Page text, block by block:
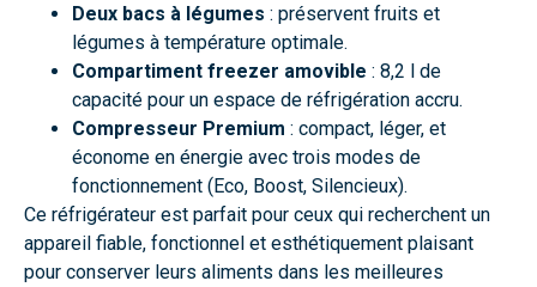
Deux bacs à légumes : préservent fruits et
légumes à température optimale.
Compartiment freezer amovible : 8,2 l de
capacité pour un espace de réfrigération accru.
Compresseur Premium : compact, léger, et
économe en énergie avec trois modes de
fonctionnement (Eco, Boost, Silencieux).
Ce réfrigérateur est parfait pour ceux qui recherchent un
appareil fiable, fonctionnel et esthétiquement plaisant
pour conserver leurs aliments dans les meilleures